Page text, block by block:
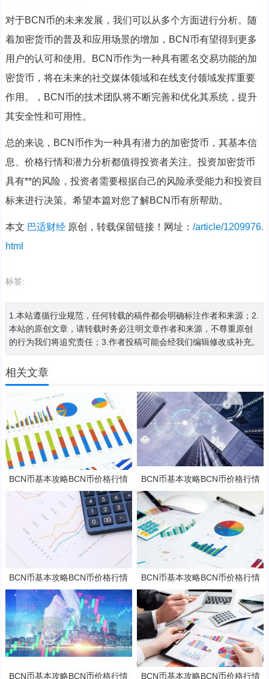
对于BCN币的未来发展，我们可以从多个方面进行分析。随
着加密货币的普及和应用场景的增加，BCN币有望得到更多
用户的认可和使用。BCN币作为一种具有匿名交易功能的加
密货币，将在未来的社交媒体领域和在线支付领域发挥重要
作用。，BCN币的技术团队将不断完善和优化其系统，提升
其安全性和可用性。
总的来说，BCN币作为一种具有潜力的加密货币，其基本信
息、价格行情和潜力分析都值得投资者关注。投资加密货币
具有**的风险，投资者需要根据自己的风险承受能力和投资目
标来进行决策。希望本篇对您了解BCN币有所帮助。
本文 巴适财经原创，转载保留链接！网址： /article/1209976.
html
标签:
1.本站遵循行业规范，任何转载的稿件都会明确标注作者和来源；2.
本站的原创文章，请转载时务必注明文章作者和来源，不尊重原创
的行为我们将追究责任；3.作者投稿可能会经我们编辑修改或补充。
相关文章
BCN币基本攻略BCN币价格行情
及潜力分析
BCN币基本攻略BCN币价格行情
及潜力分析
BCN币基本攻略BCN币价格行情
及潜力分析
BCN币基本攻略BCN币价格行情
及潜力分析
BCN币基本攻略BCN币价格行情 BCN币基本攻略BCN币价格行情